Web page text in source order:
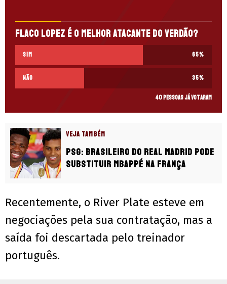
Flaco Lopez é o melhor atacante do Verdão?
Sim 65%
Não 35%
40 pessoas já votaram
VEJA TAMBÉM
PSG: Brasileiro do Real Madrid pode
substituir Mbappé na França
Recentemente, o River Plate esteve em
negociações pela sua contratação, mas a
saída foi descartada pelo treinador
português.